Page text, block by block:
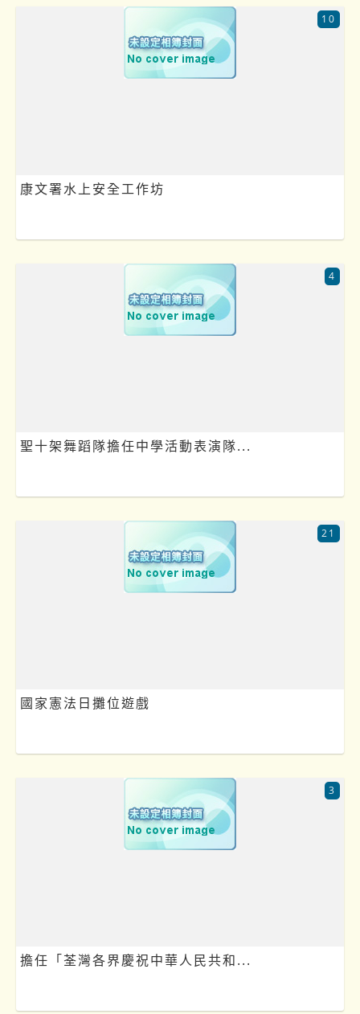
康文署水上安全工作坊
10
聖十架舞蹈隊擔任中學活動表演隊...
4
國家憲法日攤位遊戲
21
擔任「荃灣各界慶祝中華人民共和...
3